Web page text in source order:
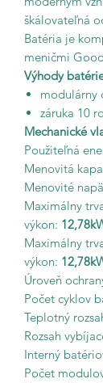
škálovateľná
Batéria je
meničmi
Výhody
modulárny
záruka 10
Mechanické
Použiteľná
Menovitá
Menovité
Maximálny
výkon:
Maximálny
výkon:
Úroveň
Počet cyklov
Teplotný
Rozsah
Interný
Počet